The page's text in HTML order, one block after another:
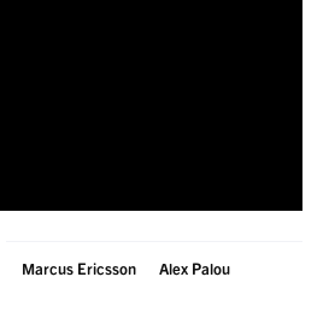
Marcus Ericsson Alex Palou